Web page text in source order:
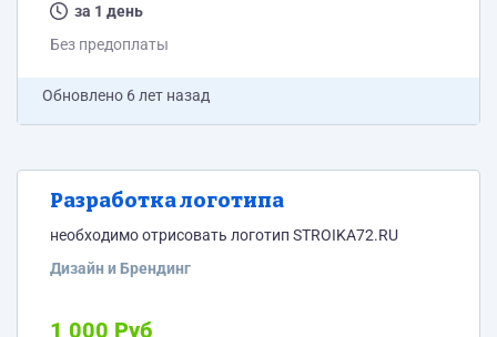
Уникальность не менее 95 % (проверка по Текст.ру)
за 1 день
Без предоплаты
Обновлено 6 лет назад
Разработка логотипа
необходимо отрисовать логотип STROIKA72.RU
Дизайн и Брендинг
1 000 Руб